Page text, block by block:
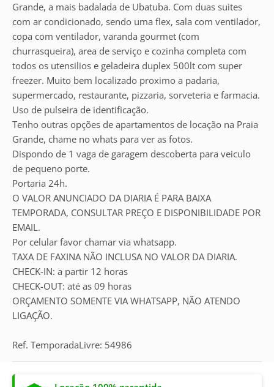
Grande, a mais badalada de Ubatuba. Com duas suìtes
com ar condicionado, sendo uma flex, sala com ventilador,
copa com ventilador, varanda gourmet (com
churrasqueira), area de serviço e cozinha completa com
todos os utensilios e geladeira duplex 500lt com super
freezer. Muito bem localizado proximo a padaria,
supermercado, restaurante, pizzaria, sorveteria e farmacia.
Uso de pulseira de identificação.
Tenho outras opções de apartamentos de locação na Praia
Grande, chame no whats para ver as fotos.
Dispondo de 1 vaga de garagem descoberta para veiculo
de pequeno porte.
Portaria 24h.
O VALOR ANUNCIADO DA DIARIA É PARA BAIXA
TEMPORADA, CONSULTAR PREÇO E DISPONIBILIDADE POR
EMAIL.
Por celular favor chamar via whatsapp.
TAXA DE FAXINA NÃO INCLUSA NO VALOR DA DIARIA.
CHECK-IN: a partir 12 horas
CHECK-OUT: até as 09 horas
ORÇAMENTO SOMENTE VIA WHATSAPP, NÃO ATENDO
LIGAÇÃO.
Ref. TemporadaLivre: 54986